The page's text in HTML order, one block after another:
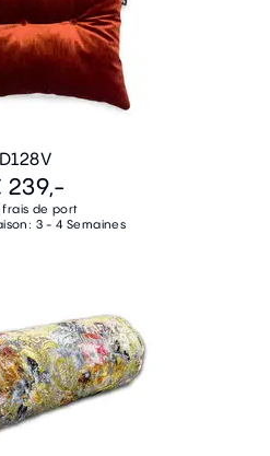
D128V
239,-
frais de port
3 - 4 Semaines